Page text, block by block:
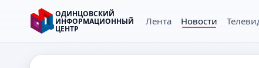
ОДИНЦОВСКИЙ
ИНФОРМАЦИОННЫЙ
ЦЕНТР
Лента Новости